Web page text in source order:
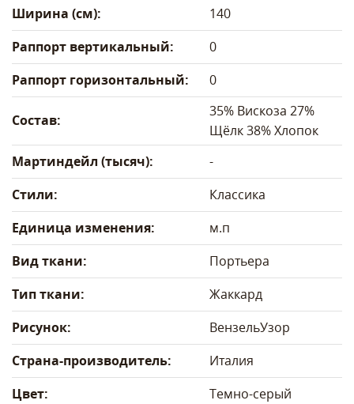
Ширина (см):
140
Раппорт вертикальный:
0
Раппорт горизонтальный:
0
Состав:
35% Вискоза 27%
Щёлк 38% Хлопок
Мартиндейл (тысяч):
-
Стили:
Классика
Единица изменения:
м.п
Вид ткани:
Портьера
Тип ткани:
Жаккард
Рисунок:
ВензельУзор
Страна-производитель:
Италия
Цвет:
Темно-серый